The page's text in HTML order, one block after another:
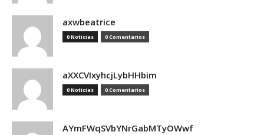
axwbeatrice
0 Noticias 0 Comentarios
aXXCVIxyhcjLybHHbim
0 Noticias 0 Comentarios
AYmFWqSVbYNrGabMTyOWwf